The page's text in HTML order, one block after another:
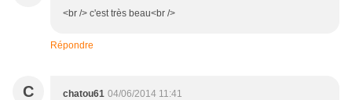
<br /> c'est très beau<br />
Répondre
C chatou61 04/06/2014 11:41